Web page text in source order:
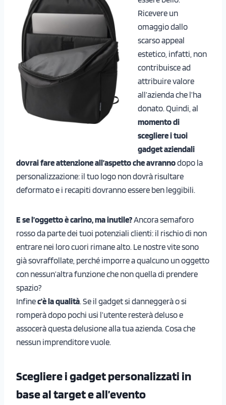
Ricevere un
omaggio dallo
scarso appeal
estetico, infatti, non
contribuisce ad
attribuire valore
all’azienda che l’ha
donato. Quindi, al
momento di
scegliere i tuoi
gadget aziendali
dovrai fare attenzione all’aspetto che avrannodopo la
personalizzazione: il tuo logo non dovrà risultare
deformato e i recapiti dovranno essere ben leggibili.
E se l’oggetto è carino, ma inutile?Ancora semaforo
rosso da parte dei tuoi potenziali clienti: il rischio di non
entrare nei loro cuori rimane alto. Le nostre vite sono
già sovraffollate, perché imporre a qualcuno un oggetto
con nessun’altra funzione che non quella di prendere
spazio?
Infinec’è la qualità. Se il gadget si danneggerà o si
romperà dopo pochi usi l’utente resterà deluso e
assocerà questa delusione alla tua azienda. Cosa che
nessun imprenditore vuole.
Scegliere i gadget personalizzati in
base al target e all’evento